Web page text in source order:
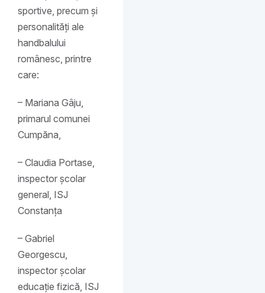
sportive, precum și
personalități ale
handbalului
românesc, printre
care:
– Mariana Gâju,
primarul comunei
Cumpăna,
– Claudia Portase,
inspector școlar
general, ISJ
Constanța
– Gabriel
Georgescu,
inspector școlar
educație fizică, ISJ